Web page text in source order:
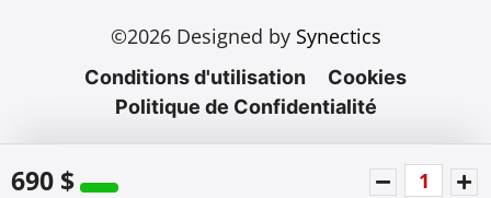
690 $
©2026 Designed by Synectics
Conditions d'utilisation
Cookies
Politique de Confidentialité